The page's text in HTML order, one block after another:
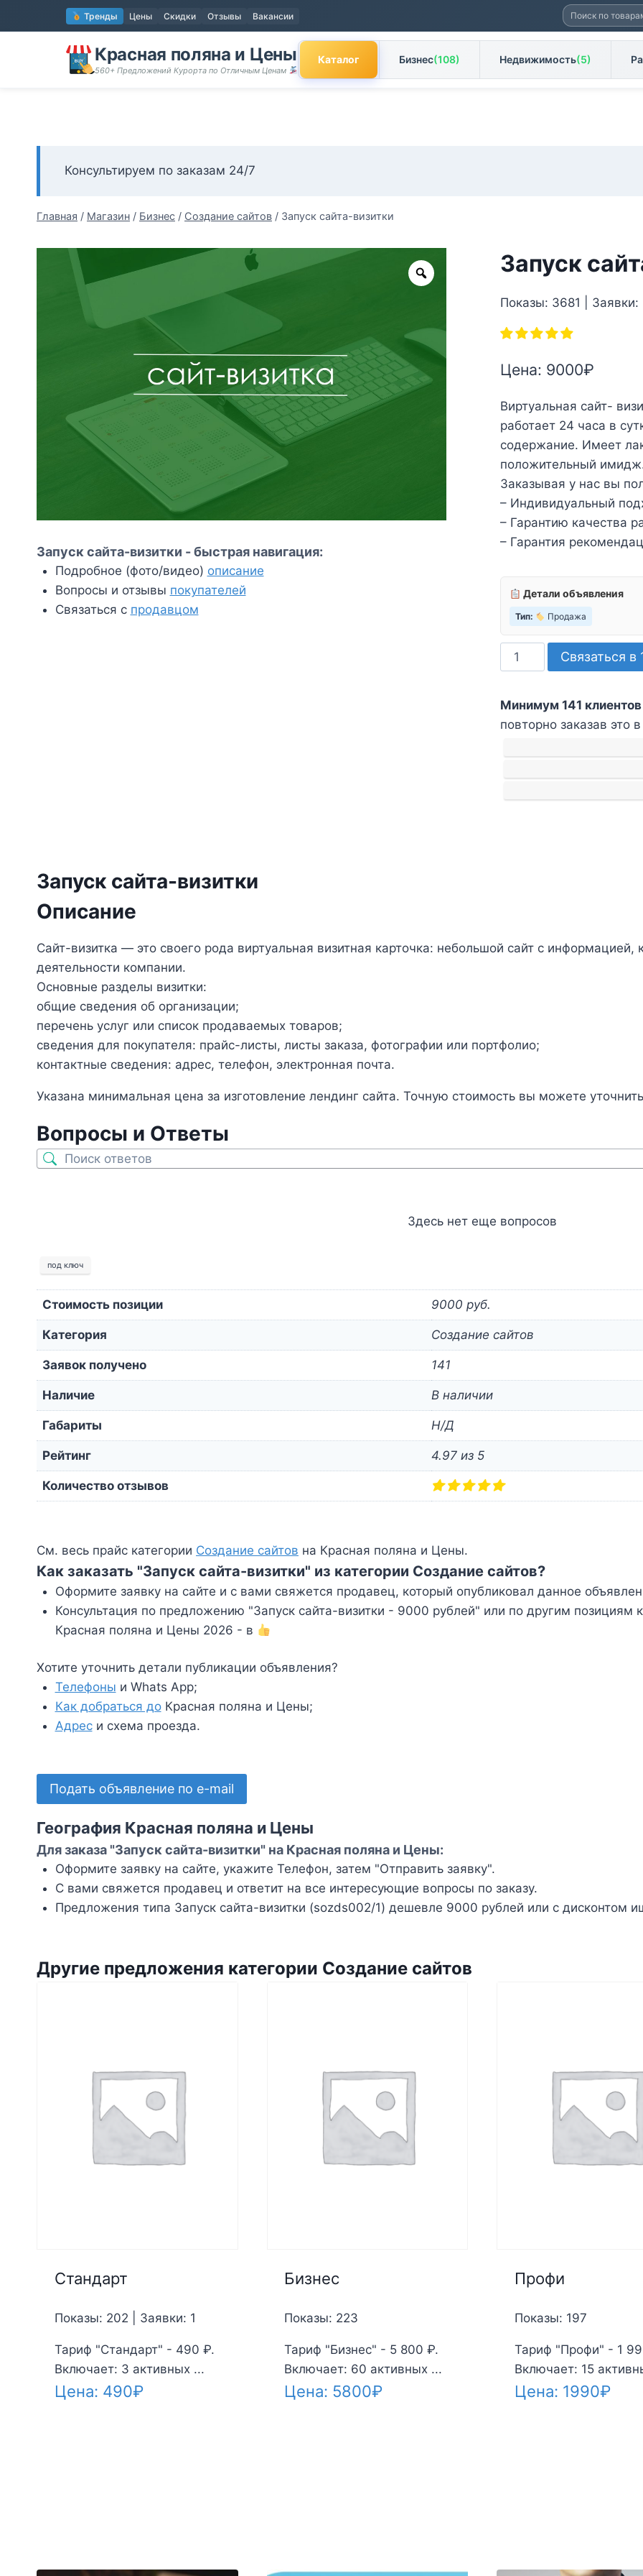
к
содержимому
Тренды Цены Скидки Отзывы Вакансии Искать:
Красная поляна и Цены
560+ Предложений Курорта по Отличным Ценам
Каталог Бизнес(108) Недвижимость(5)
Консультируем по заказам 24/7
Главная / Магазин / Бизнес / Создание сайтов / Запуск сайта-визитки
Zoom Запуск
Показы: 3681 | Заявки:
Цена: 9000₽
Виртуальная сайт-
работает 24 часа в
содержание. Имеет
положительный
Заказывая у нас вы
– Индивидуальный
– Гарантию качества
– Гарантия
Детали объявления
Тип: Продажа
Количество
товара
сайта-
визитки
Связаться в
Минимум 141
повторно заказав это
Запуск сайта-визитки - быстрая навигация:
Подробное (фото/видео) описание
Вопросы и отзывы покупателей
Связаться с продавцом
Запуск сайта-визитки
Описание
Сайт-визитка — это своего рода виртуальная визитная карточка: небольшой сайт с информацией,
деятельности компании.
Основные разделы визитки:
общие сведения об организации;
перечень услуг или список продаваемых товаров;
сведения для покупателя: прайс-листы, листы заказа, фотографии или портфолио;
контактные сведения: адрес, телефон, электронная почта.
Указана минимальная цена за изготовление лендинг сайта. Точную стоимость вы можете
Вопросы и Ответы
Здесь нет еще вопросов
под ключ
Стоимость позиции 9000 руб.
Категория Создание сайтов
Заявок получено 141
Наличие В наличии
Габариты Н/Д
Рейтинг 4.97 из 5
Количество отзывов
См. весь прайс категории Создание сайтов на Красная поляна и Цены.
Как заказать "Запуск сайта-визитки" из категории Создание сайтов?
Оформите заявку на сайте и с вами свяжется продавец, который опубликовал данное
Консультация по предложению "Запуск сайта-визитки - 9000 рублей" или по другим позициям
Красная поляна и Цены 2026 - в
Хотите уточнить детали публикации объявления?
Телефоны и Whats App;
Как добраться доКрасная поляна и Цены;
Адреси схема проезда.
Подать объявление по e-mail
География Красная поляна и Цены
Для заказа "Запуск сайта-визитки" на Красная поляна и Цены:
Оформите заявку на сайте, укажите Телефон, затем "Отправить заявку".
С вами свяжется продавец и ответит на все интересующие вопросы по заказу.
Предложения типа Запуск сайта-визитки (sozds002/1) дешевле 9000 рублей или с дисконтом
Другие предложения категории Создание сайтов
Стандарт
Показы: 202 | Заявки: 1
Тариф "Стандарт" - 490 ₽.
Включает: 3 активных ...
Цена: 490₽
Бизнес
Показы: 223
Тариф "Бизнес" - 5 800 ₽.
Включает: 60 активных ...
Цена: 5800₽
Профи
Показы: 197
Тариф "Профи" - 1
Включает: 15
Цена: 1990₽